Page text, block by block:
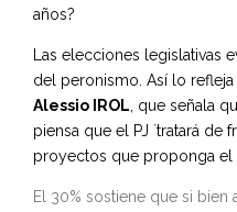
años?
Las elecciones legislativas
del peronismo. Así lo
Alessio IROL, que señala
piensa que el PJ `tratará de
proyectos que proponga el
El 30% sostiene que si